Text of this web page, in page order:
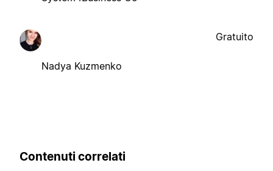
Nadya Kuzmenko
Gratuito
Contenuti correlati